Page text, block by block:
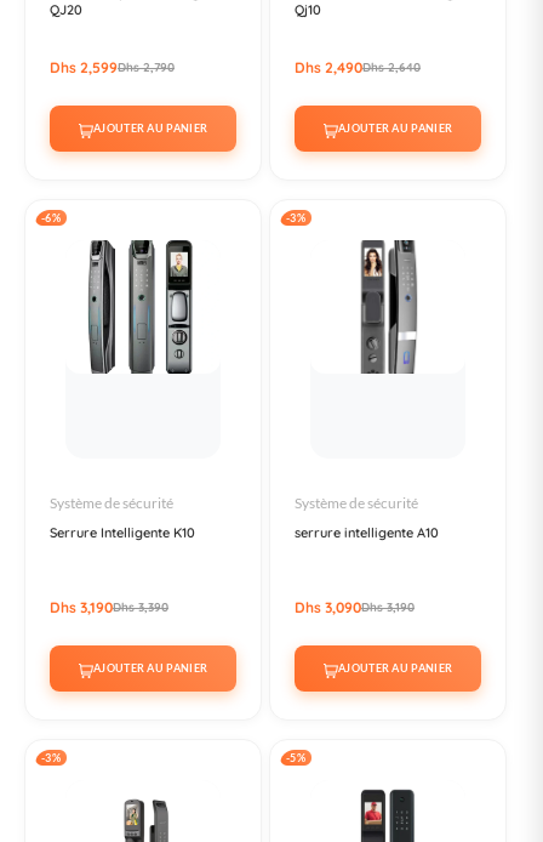
QJ20
Dhs 2,599Dhs 2,790
AJOUTER AU PANIER
Qj10
Dhs 2,490Dhs 2,640
AJOUTER AU PANIER
-6%
Système de sécurité
Serrure Intelligente K10
Dhs 3,190Dhs 3,390
AJOUTER AU PANIER
-3%
Système de sécurité
serrure intelligente A10
Dhs 3,090Dhs 3,190
AJOUTER AU PANIER
-3% -5%